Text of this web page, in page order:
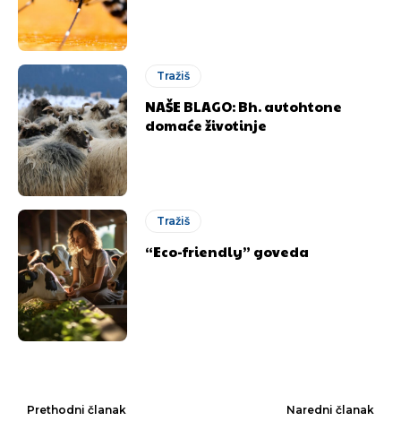
Tražiš
NAŠE BLAGO: Bh. autohtone
domaće životinje
Tražiš
“Eco-friendly” goveda
Prethodni članak Naredni članak